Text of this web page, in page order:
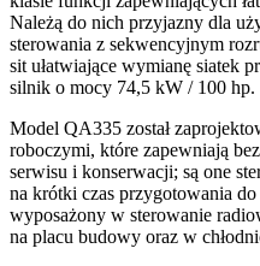
Należą do nich przyjazny dla
sterowania z sekwencyjnym
sit ułatwiające wymianę siatek
silnik o mocy 74,5 kW / 100 hp.
Model QA335 został
roboczymi, które zapewniają
serwisu i konserwacji; są one
na krótki czas przygotowania
wyposażony w sterowanie
na placu budowy oraz w